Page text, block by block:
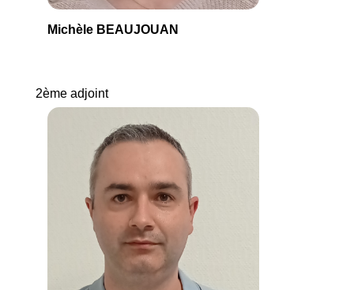
Michèle BEAUJOUAN
2ème adjoint